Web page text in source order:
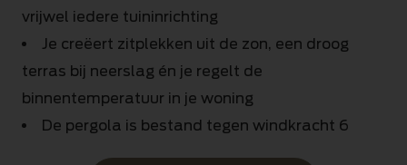
vrijwel iedere tuininrichting
Je creëert zitplekken uit de zon, een droog
terras bij neerslag én je regelt de
binnentemperatuur in je woning
De pergola is bestand tegen windkracht 6